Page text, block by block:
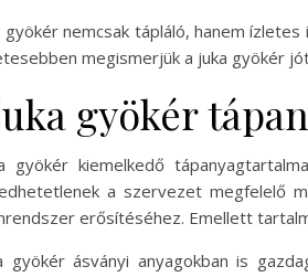
gyökér nemcsak tápláló, hanem
megismerjük a juka gyökér
gyökér
gyökér kiemelkedő
a szervezet megfelelő
erősítéséhez. Emellett
gyökér ásványi anyagokban is